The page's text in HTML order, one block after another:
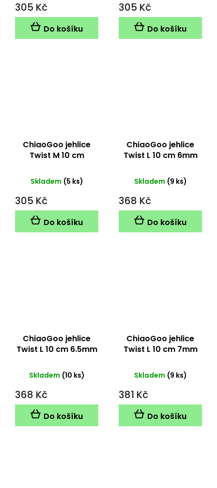
305 Kč
Do košíku
305 Kč
Do košíku
ChiaoGoo jehlice
Twist M 10 cm
Skladem (5 ks)
305 Kč
Do košíku
ChiaoGoo jehlice
Twist L 10 cm 6mm
Skladem (9 ks)
368 Kč
Do košíku
ChiaoGoo jehlice
Twist L 10 cm 6.5mm
Skladem (10 ks)
368 Kč
Do košíku
ChiaoGoo jehlice
Twist L 10 cm 7mm
Skladem (9 ks)
381 Kč
Do košíku